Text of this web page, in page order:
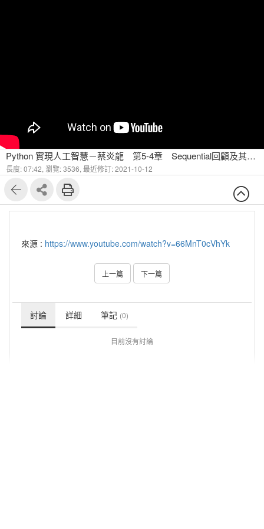
Python 實現人工智慧－蔡炎龍 第5-4章 Sequential回顧及其他建構法
長度: 07:42, 瀏覽: 3536, 最近修訂: 2021-10-12
來源 : https://www.youtube.com/watch?v=66MnT0cVhYk
上一篇 下一篇
討論 詳細 筆記 (0)
目前沒有討論